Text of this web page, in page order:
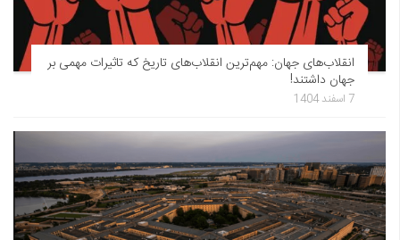
انقلاب‌های جهان: مهم‌ترین انقلاب‌های تاریخ که تاثیرات مهمی بر
جهان داشتند!
7 اسفند 1404